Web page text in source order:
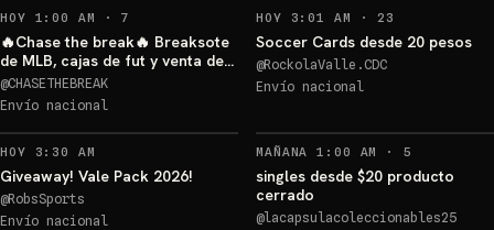
HOY 1:00 AM ·7
🔥Chase the break🔥 Breaksote
de MLB, cajas de fut y venta de
slabs🔥🔥🔥⚾️⚽️🏈
@CHASETHEBREAK
Envío nacional
HOY 3:01 AM ·23
Soccer Cards desde 20 pesos
@RockolaValle.CDC
Envío nacional
HOY 3:30 AM
Giveaway! Vale Pack 2026!
@RobsSports
Envío nacional
MAÑANA 1:00 AM · 5
singles desde $20 producto
cerrado
@lacapsulacoleccionables25
Logan reliquia
memorabilia 🔥🔥🔥